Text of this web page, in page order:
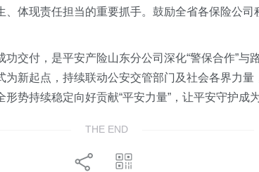
、体现责任担当的重要抓手。鼓励全省各保险公司
交付，是平安产险山东分公司 深化“警保合作”与
新起点，持续联动公安交管部门及社会各界力量
形势持续稳定向好贡献“平安力量”，让平安守护成
THE END